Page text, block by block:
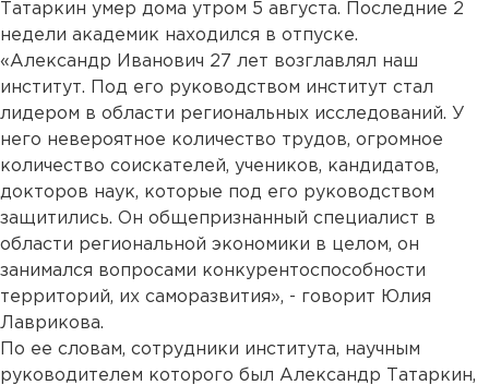
Татаркин умер дома утром 5 августа. Последние 2
недели академик находился в отпуске.
«Александр Иванович 27 лет возглавлял наш
институт. Под его руководством институт стал
лидером в области региональных исследований. У
него невероятное количество трудов, огромное
количество соискателей, учеников, кандидатов,
докторов наук, которые под его руководством
защитились. Он общепризнанный специалист в
области региональной экономики в целом, он
занимался вопросами конкурентоспособности
территорий, их саморазвития», - говорит Юлия
Лаврикова.
По ее словам, сотрудники института, научным
руководителем которого был Александр Татаркин,